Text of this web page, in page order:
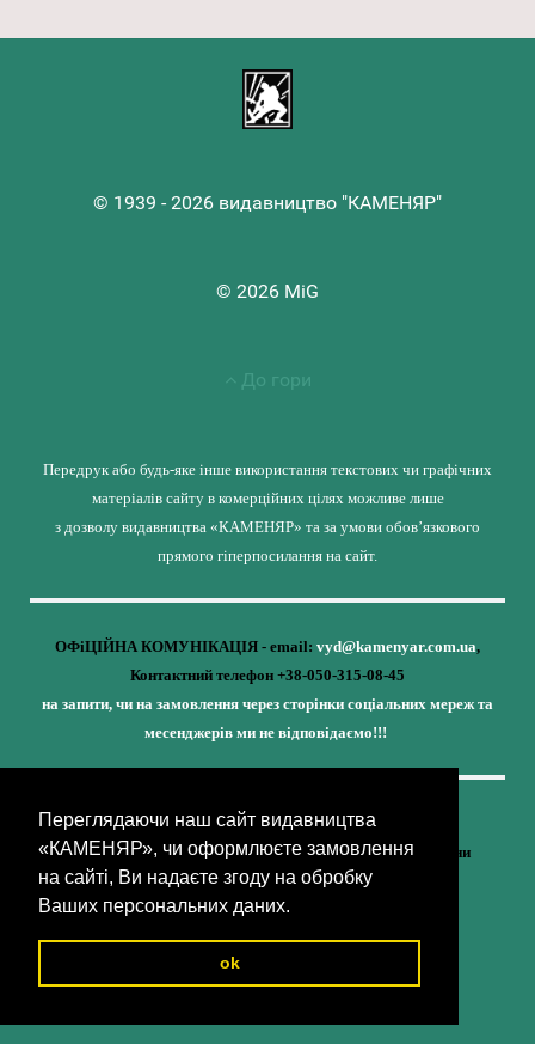
Переглядаючи наш сайт видавництва
«КАМЕНЯР», чи оформлюєте замовлення
на сайті, Ви надаєте згоду на обробку
Ваших персональних даних.
ok
© 1939 - 2026 видавництво "КАМЕНЯР"
© 2026 MiG
До гори
Передрук або будь-яке інше використання текстових чи графічних
матеріалів сайту в комерційних цілях можливе лише
з дозволу видавництва «КАМЕНЯР» та за умови обов’язкового
прямого гіперпосилання на сайт.
ОФіЦІЙНА КОМУНІКАЦІЯ - email: vyd@kamenyar.com.ua,
Контактний телефон +38-050-315-08-45
на запити, чи на замовлення через сторінки соціальних мереж та
месенджерів ми не відповідаємо!!!
Кожне наше видання - це внесок у спротив,
у збереження ідентичності та неминучу перемогу України
(видавництво «КАМЕНЯР»)